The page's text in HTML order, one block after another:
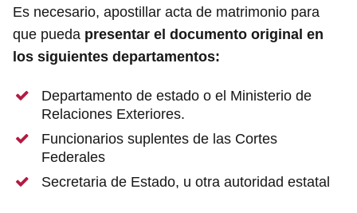
Es necesario, apostillar acta de matrimonio para
que pueda presentar el documento original en
los siguientes departamentos:
Departamento de estado o el Ministerio de
Relaciones Exteriores.
Funcionarios suplentes de las Cortes
Federales
Secretaria de Estado, u otra autoridad estatal